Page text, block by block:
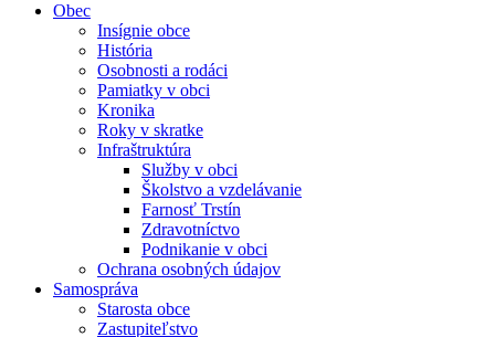
Obec
Insígnie obce
História
Osobnosti a rodáci
Pamiatky v obci
Kronika
Roky v skratke
Infraštruktúra
Služby v obci
Školstvo a vzdelávanie
Farnosť Trstín
Zdravotníctvo
Podnikanie v obci
Ochrana osobných údajov
Samospráva
Starosta obce
Zastupiteľstvo